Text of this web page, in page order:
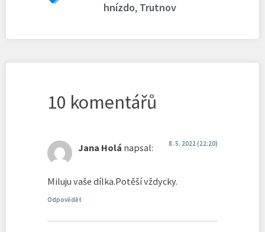
hnízdo, Trutnov
10 komentářů
Jana Holá napsal: 8. 5. 2022 (22:20)
Miluju vaše dílka.Potěší vždycky.
Odpovědět